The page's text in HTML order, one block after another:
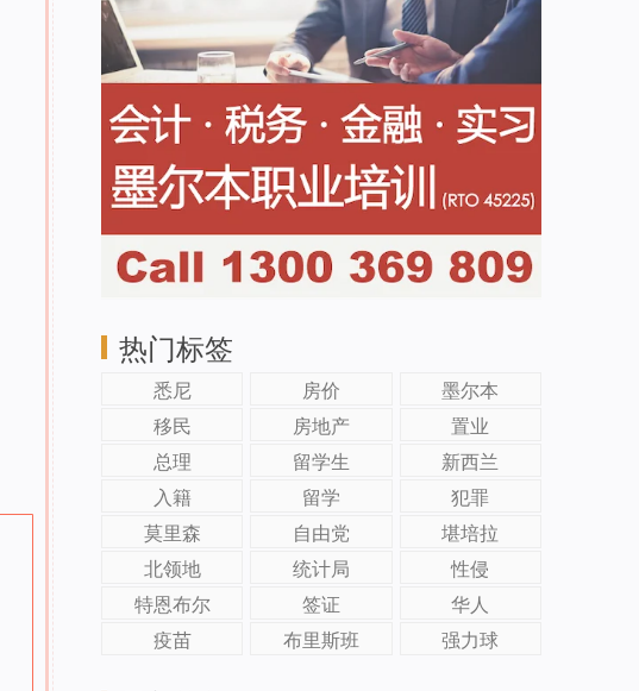
热门标签
悉尼 房价
墨尔本
移民
房地产
置业
总理
留学生
新西兰
入籍
留学
犯罪
莫里森
自由党
堪培拉
北领地
统计局
性侵
特恩布尔
签证
华人
疫苗
布里斯班 强力球